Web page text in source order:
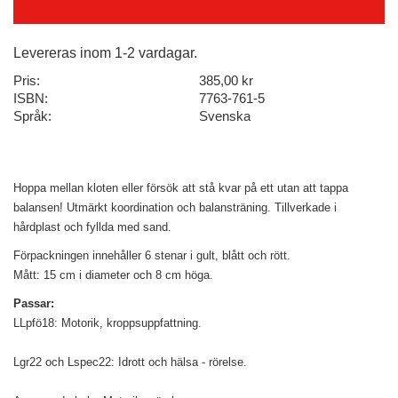
Levereras inom 1-2 vardagar.
Pris:
385,00 kr
ISBN:
7763-761-5
Språk:
Svenska
Hoppa mellan kloten eller försök att stå kvar på ett utan att tappa
balansen! Utmärkt koordination och balansträning. Tillverkade i
hårdplast och fyllda med sand.
Förpackningen innehåller 6 stenar i gult, blått och rött.
Mått: 15 cm i diameter och 8 cm höga.
Passar:
LLpfö18: Motorik, kroppsuppfattning.
Lgr22 och Lspec22: Idrott och hälsa - rörelse.